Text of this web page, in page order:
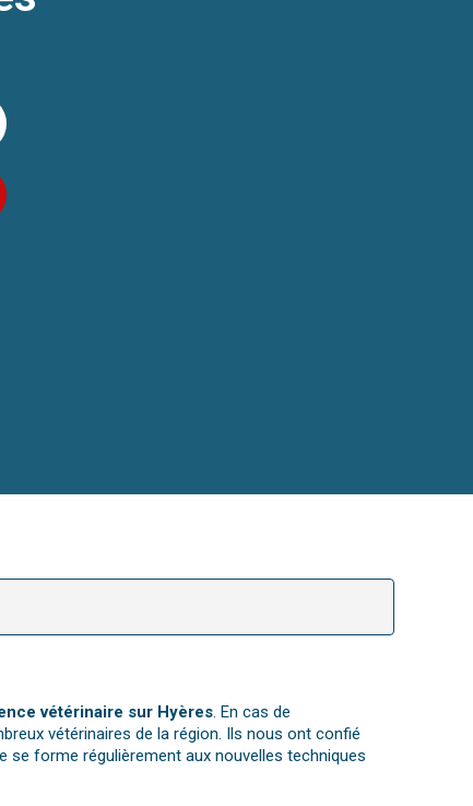
vétérinaire sur Hyères. En cas de
vétérinaires de la région. Ils nous ont confié
se forme régulièrement aux nouvelles techniques